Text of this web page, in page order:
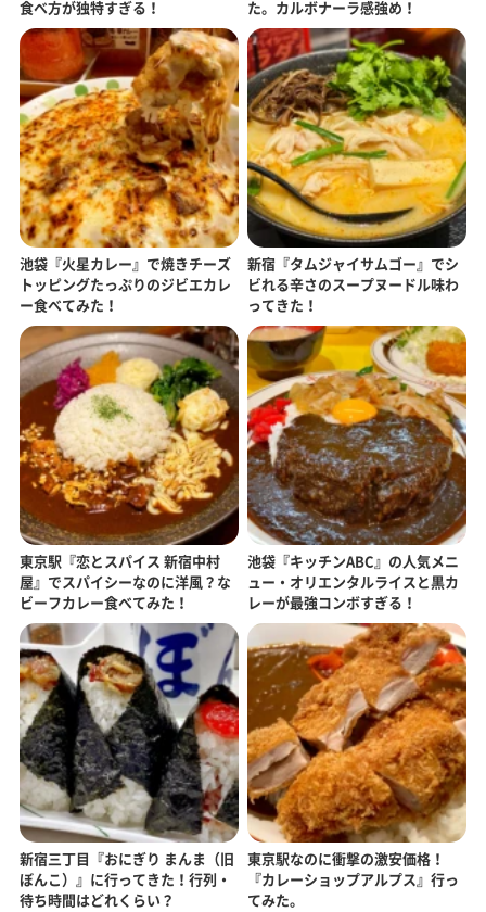
食べ方が独特すぎる！
た。カルボナーラ感強め！
池袋『火星カレー』で焼きチーズ
トッピングたっぷりのジビエカレ
ー食べてみた！
新宿『タムジャイサムゴー』でシ
ビれる辛さのスープヌードル味わ
ってきた！
東京駅『恋とスパイス 新宿中村
屋』でスパイシーなのに洋風？な
ビーフカレー食べてみた！
池袋『キッチンABC』の人気メニ
ュー・オリエンタルライスと黒カ
レーが最強コンボすぎる！
新宿三丁目『おにぎり まんま（旧
ぼんこ）』に行ってきた！行列・
待ち時間はどれくらい？
東京駅なのに衝撃の激安価格！
『カレーショップアルプス』行っ
てみた。